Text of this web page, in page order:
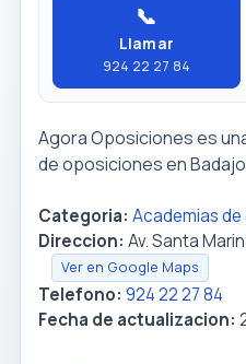
📞
Llamar
924 22 27 84
Agora Oposiciones es
de oposiciones en
Categoria: Academias
Direccion: Av. Santa
Ver en Google Maps
Telefono: 924 22 27 84
Fecha de actualizacion: